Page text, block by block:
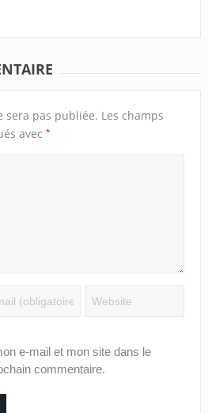
sera pas publiée. Les champs
avec *
e-mail et mon site dans le
commentaire.